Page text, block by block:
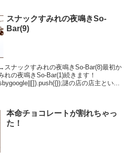
スナックすみれの夜鳴きSo-
Bar(9)
ナックすみれの夜鳴きSo-Bar(8)最初か
の夜鳴きSo-Bar(1)続きます！
謎の店の店主とい...
本命チョコレートが割れちゃっ
た！